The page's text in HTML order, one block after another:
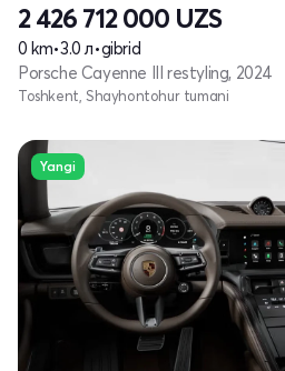
2 426 712 000 UZS
0 km•3.0 л•gibrid
Porsche Cayenne III restyling, 2024
Toshkent, Shayhontohur tumani
Yangi